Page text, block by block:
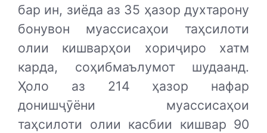
бар ин, зиёда аз 35 ҳазор духтарону
бонувон муассисаҳои таҳсилоти
олии кишварҳои хориҷиро хатм
карда, соҳибмаълумот шудаанд.
Ҳоло аз 214 ҳазор нафар
донишҷӯёни муассисаҳои
таҳсилоти олии касбии кишвар 90